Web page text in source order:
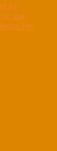
Xe
loại
Pin